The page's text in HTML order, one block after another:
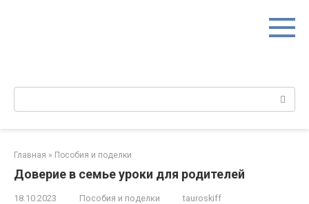
Поиск:
Главная » Пособия и поделки
Доверие в семье уроки для родителей
18.10.2023 Пособия и поделки tauroskiff